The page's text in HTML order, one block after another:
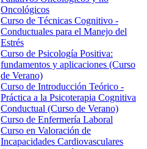
Oncológicos
Curso de Técnicas Cognitivo -
Conductuales para el Manejo del
Estrés
Curso de Psicología Positiva:
fundamentos y aplicaciones (Curso
de Verano)
Curso de Introducción Teórico -
Práctica a la Psicoterapia Cognitiva
Conductual (Curso de Verano)
Curso de Enfermería Laboral
Curso en Valoración de
Incapacidades Cardiovasculares